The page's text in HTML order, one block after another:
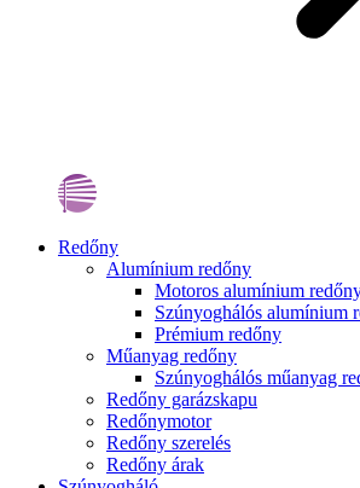
Redőny
Alumínium redőny
Motoros alumínium
Szúnyoghálós alumínium
Prémium redőny
Műanyag redőny
Szúnyoghálós műanyag
Redőny garázskapu
Redőnymotor
Redőny szerelés
Redőny árak